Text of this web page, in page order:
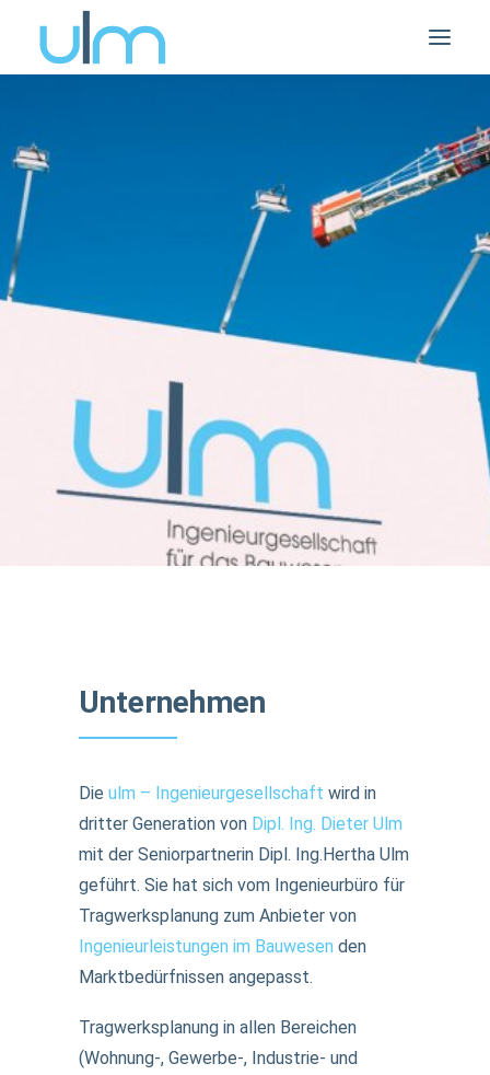
Unternehmen
Die ulm – Ingenieurgesellschaft wird in
dritter Generation von Dipl. Ing. Dieter Ulm
mit der Seniorpartnerin Dipl. Ing.Hertha Ulm
geführt. Sie hat sich vom Ingenieurbüro für
Tragwerksplanung zum Anbieter von
Ingenieurleistungen im Bauwesen den
Marktbedürfnissen angepasst.
Tragwerksplanung in allen Bereichen
(Wohnung-, Gewerbe-, Industrie- und